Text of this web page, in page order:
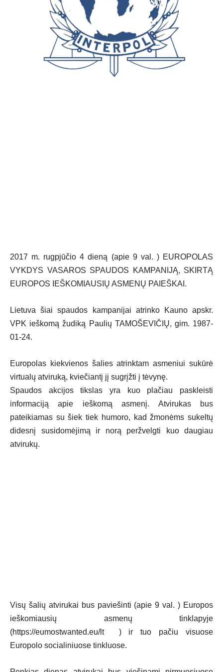
2017 m. rugpjūčio 4 dieną (apie 9 val. ) EUROPOLAS
VYKDYS VASAROS SPAUDOS KAMPANIJĄ, SKIRTĄ
EUROPOS IEŠKOMIAUSIŲ ASMENŲ PAIEŠKAI.
Lietuva šiai spaudos kampanijai atrinko Kauno apskr.
VPK ieškomą žudiką Paulių TAMOŠEVIČIŲ, gim. 1987-
01-24.
Europolas kiekvienos šalies atrinktam asmeniui sukūrė
virtualų atviruką, kviečiantį jį sugrįžti į tėvynę.
Spaudos akcijos tikslas yra kuo plačiau paskleisti
informaciją apie ieškomą asmenį. Atvirukas bus
pateikiamas su šiek tiek humoro, kad žmonėms sukeltų
didesnį susidomėjimą ir norą peržvelgti kuo daugiau
atvirukų.
Visų šalių atvirukai bus paviešinti (apie 9 val. ) Europos
ieškomiausių asmenų tinklapyje
(https://eumostwanted.eu/lt ) ir tuo pačiu visuose
Europolo socialiniuose tinkluose.